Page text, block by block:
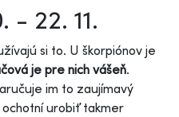
- 22. 11.
si to. U škorpiónov je
je pre nich vášeň.
im to zaujímavý
urobiť takmer